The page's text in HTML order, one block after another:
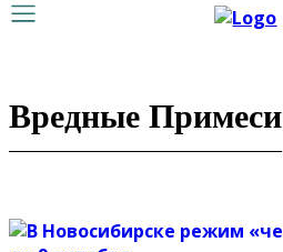
Вредные Примеси